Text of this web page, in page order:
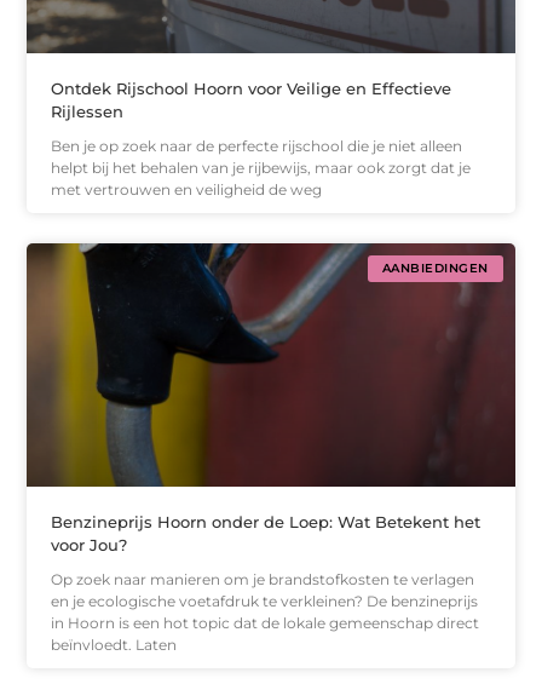
Ontdek Rijschool Hoorn voor Veilige en Effectieve
Rijlessen
Ben je op zoek naar de perfecte rijschool die je niet alleen
helpt bij het behalen van je rijbewijs, maar ook zorgt dat je
met vertrouwen en veiligheid de weg
AANBIEDINGEN
Benzineprijs Hoorn onder de Loep: Wat Betekent het
voor Jou?
Op zoek naar manieren om je brandstofkosten te verlagen
en je ecologische voetafdruk te verkleinen? De benzineprijs
in Hoorn is een hot topic dat de lokale gemeenschap direct
beïnvloedt. Laten